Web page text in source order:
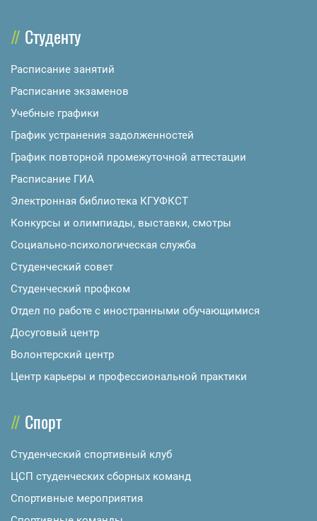
Студенту
Расписание занятий
Расписание экзаменов
Учебные графики
График устранения задолженностей
График повторной промежуточной аттестации
Расписание ГИА
Электронная библиотека КГУФКСТ
Конкурсы и олимпиады, выставки, смотры
Социально-психологическая служба
Студенческий совет
Студенческий профком
Отдел по работе с иностранными обучающимися
Досуговый центр
Волонтерский центр
Центр карьеры и профессиональной практики
Спорт
Студенческий спортивный клуб
ЦСП студенческих сборных команд
Спортивные мероприятия